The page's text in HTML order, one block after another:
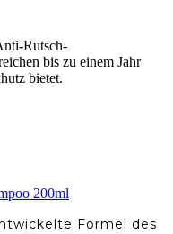
Rutsch-
bis zu einem Jahr
bietet.
200ml
Formel des